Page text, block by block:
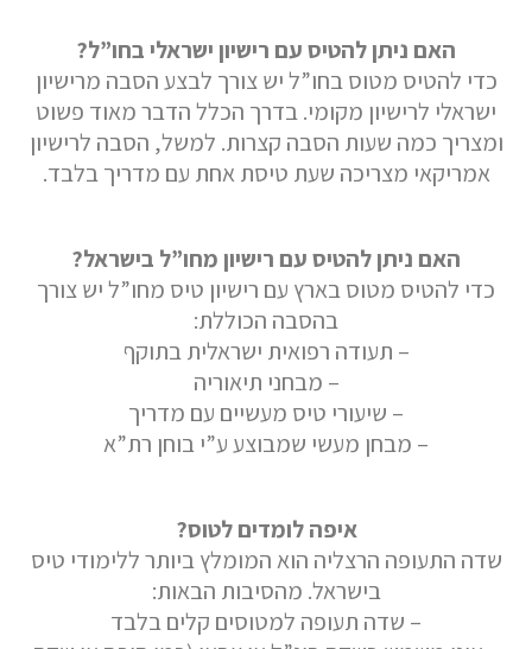
האם ניתן להטיס עם רישיון ישראלי בחו”ל?
כדי להטיס מטוס בחו”ל יש צורך לבצע הסבה מרישיון
ישראלי לרישיון מקומי. בדרך הכלל הדבר מאוד פשוט
ומצריך כמה שעות הסבה קצרות. למשל, הסבה לרישיון
אמריקאי מצריכה שעת טיסת אחת עם מדריך בלבד.
האם ניתן להטיס עם רישיון מחו”ל בישראל?
כדי להטיס מטוס בארץ עם רישיון טיס מחו”ל יש צורך
בהסבה הכוללת:
– תעודה רפואית ישראלית בתוקף
– מבחני תיאוריה
– שיעורי טיס מעשיים עם מדריך
– מבחן מעשי שמבוצע ע”י בוחן רת”א
איפה לומדים לטוס?
שדה התעופה הרצליה הוא המומלץ ביותר ללימודי טיס
בישראל. מהסיבות הבאות:
– שדה תעופה למטוסים קלים בלבד